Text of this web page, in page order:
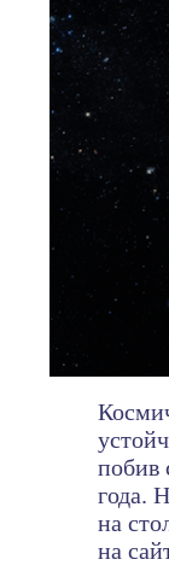
побив
года.
на
на